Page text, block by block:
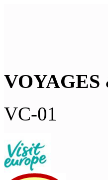
VC-01